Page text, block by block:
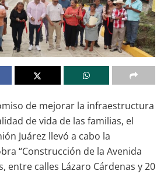
de mejorar la infraestructura
de vida de las familias, el
Juárez llevó a cabo la
“Construcción de la Avenida
entre calles Lázaro Cárdenas y 20